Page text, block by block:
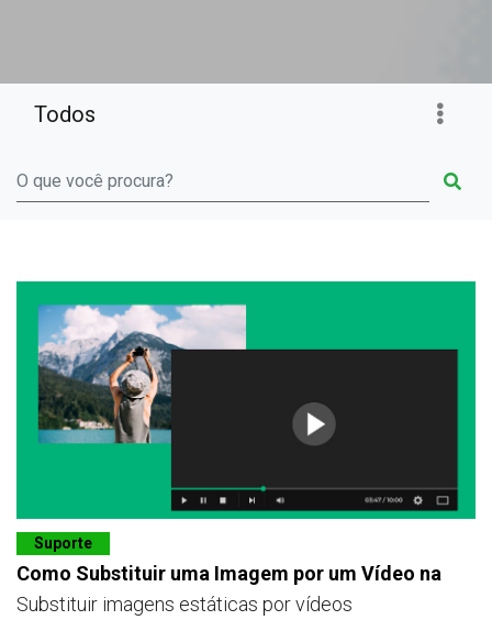
Todos
Suporte
Como Substituir uma Imagem por um Vídeo na
Substituir imagens estáticas por vídeos